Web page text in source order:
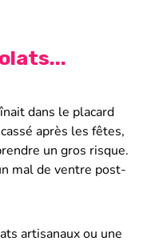
dans le placard
après les fêtes,
un gros risque.
mal de ventre post-
artisanaux ou une